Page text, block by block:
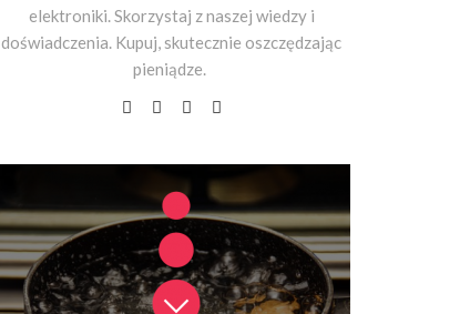
elektroniki. Skorzystaj z naszej wiedzy i
doświadczenia. Kupuj, skutecznie oszczędzając
pieniądze.